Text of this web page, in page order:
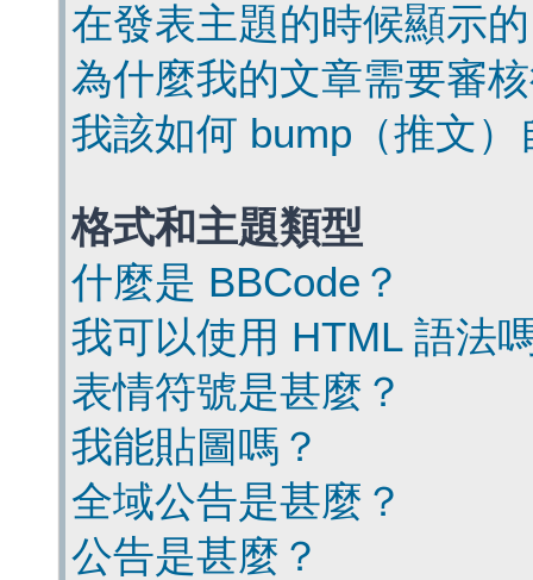
在發表主題的時候顯示
為什麼我的文章需要審
我該如何 bump（推文
格式和主題類型
什麼是 BBCode？
我可以使用 HTML 語法
表情符號是甚麼？
我能貼圖嗎？
全域公告是甚麼？
公告是甚麼？